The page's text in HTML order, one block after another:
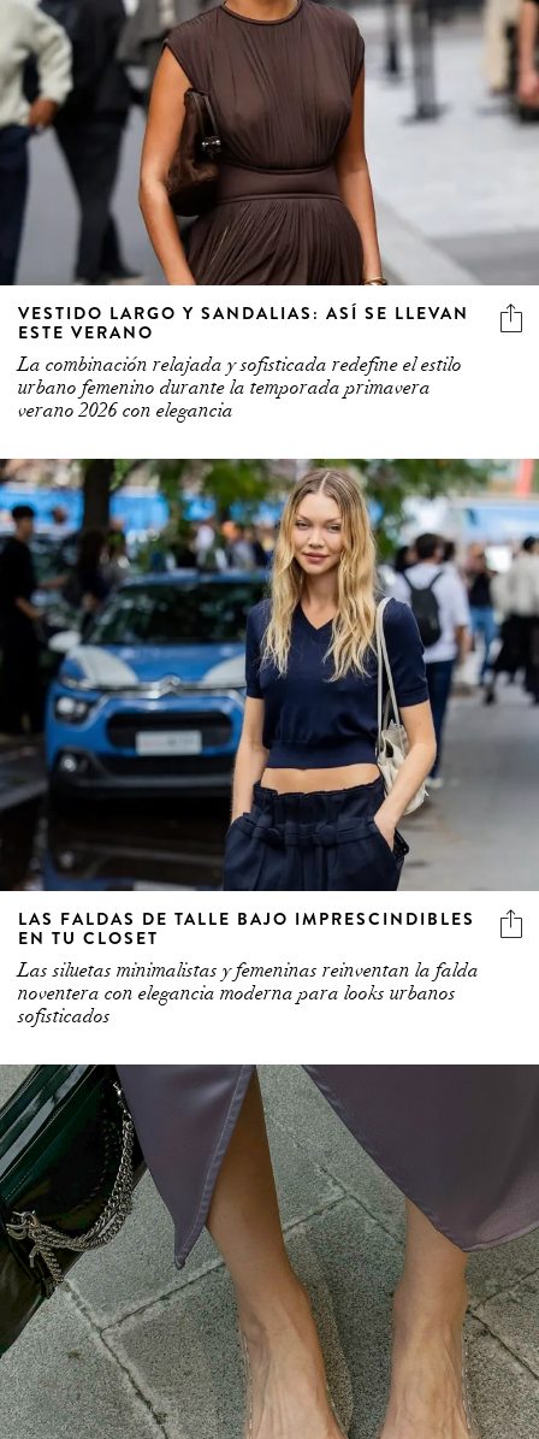
VESTIDO LARGO Y SANDALIAS: ASÍ SE LLEVAN
ESTE VERANO
La combinación relajada y sofisticada redefine el estilo
urbano femenino durante la temporada primavera
verano 2026 con elegancia
LAS FALDAS DE TALLE BAJO IMPRESCINDIBLES
EN TU CLOSET
Las siluetas minimalistas y femeninas reinventan la falda
noventera con elegancia moderna para looks urbanos
sofisticados